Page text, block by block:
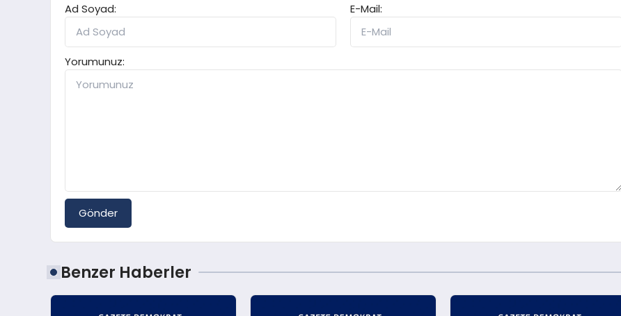
Ad Soyad:
E-Mail:
Yorumunuz:
Gönder
Benzer Haberler